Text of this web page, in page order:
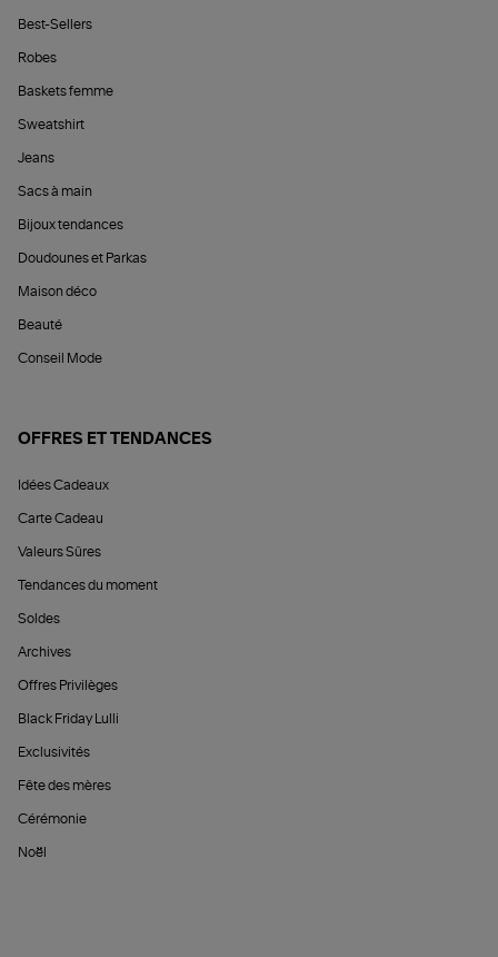
Best-Sellers
Robes
Baskets femme
Sweatshirt
Jeans
Sacs à main
Bijoux tendances
Doudounes et Parkas
Maison déco
Beauté
Conseil Mode
OFFRES ET TENDANCES
Idées Cadeaux
Carte Cadeau
Valeurs Sûres
Tendances du moment
Soldes
Archives
Offres Privilèges
Black Friday Lulli
Exclusivités
Fête des mères
Cérémonie
Noël